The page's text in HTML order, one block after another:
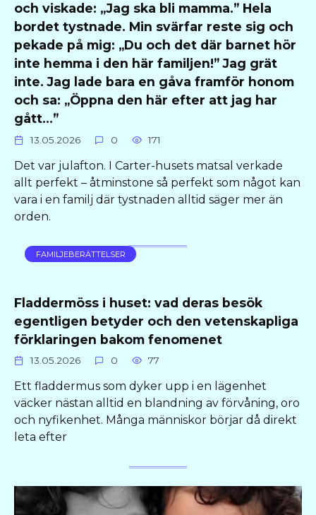
och viskade: „Jag ska bli mamma.” Hela
bordet tystnade. Min svärfar reste sig och
pekade på mig: „Du och det där barnet hör
inte hemma i den här familjen!” Jag grät
inte. Jag lade bara en gåva framför honom
och sa: „Öppna den här efter att jag har
gått…”
13.05.2026 0 171
Det var julafton. I Carter-husets matsal verkade
allt perfekt – åtminstone så perfekt som något kan
vara i en familj där tystnaden alltid säger mer än
orden.
FAMILJEBERÄTTELSER
Fladdermöss i huset: vad deras besök
egentligen betyder och den vetenskapliga
förklaringen bakom fenomenet
13.05.2026 0 77
Ett fladdermus som dyker upp i en lägenhet
väcker nästan alltid en blandning av förvåning, oro
och nyfikenhet. Många människor börjar då direkt
leta efter